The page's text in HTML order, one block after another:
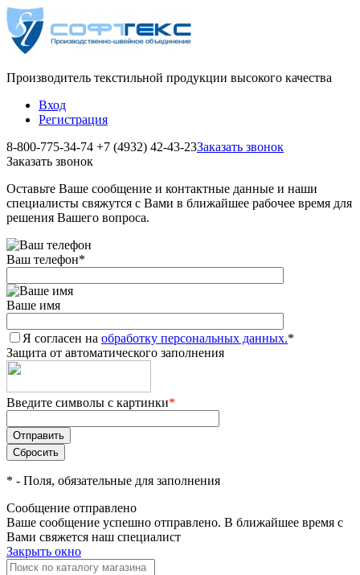
Производитель текстильной продукции высокого качества
Вход
Регистрация
8-800-775-34-74 +7 (4932) 42-43-23Заказать звонок
Заказать звонок
Оставьте Ваше сообщение и контактные данные и наши
специалисты свяжутся с Вами в ближайшее рабочее время для
решения Вашего вопроса.
Ваш телефон*
Ваше имя
Я согласен на обработку персональных данных.*
Защита от автоматического заполнения
Введите символы с картинки*
* - Поля, обязательные для заполнения
Сообщение отправлено
Ваше сообщение успешно отправлено. В ближайшее время с
Вами свяжется наш специалист
Закрыть окно